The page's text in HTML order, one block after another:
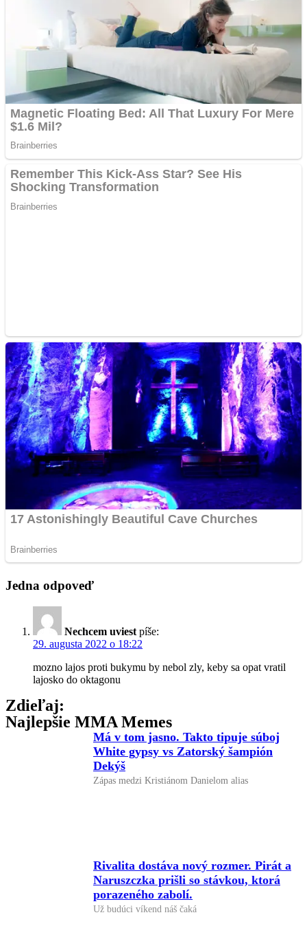
Jedna odpoveď
Nechcem uviest píše:
29. augusta 2022 o 18:22
mozno lajos proti bukymu by nebol zly, keby sa opat vratil
lajosko do oktagonu
Zdieľaj:
Najlepšie MMA Memes
Má v tom jasno. Takto tipuje súboj
White gypsy vs Zatorský šampión
Dekýš
Zápas medzi Kristiánom Danielom alias
Rivalita dostáva nový rozmer. Pirát a
Naruszczka prišli so stávkou, ktorá
porazeného zabolí.
Už budúci víkend náš čaká